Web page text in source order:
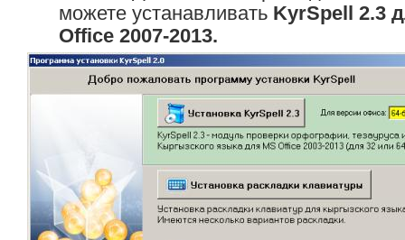
можете устанавливать KyrSpell 2.3
Office 2007-2013.